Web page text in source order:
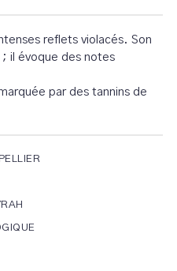
reflets violacés. Son
il évoque des notes
par des tannins de